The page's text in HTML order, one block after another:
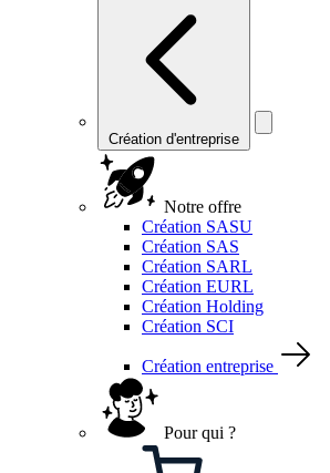
Création d'entreprise
Notre offre
Création SASU
Création SAS
Création SARL
Création EURL
Création Holding
Création SCI
Création entreprise
Pour qui ?